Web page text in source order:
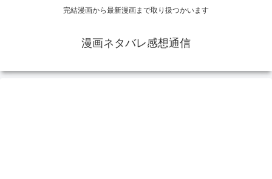
完結漫画から最新漫画まで取り扱つかいます
漫画ネタバレ感想通信